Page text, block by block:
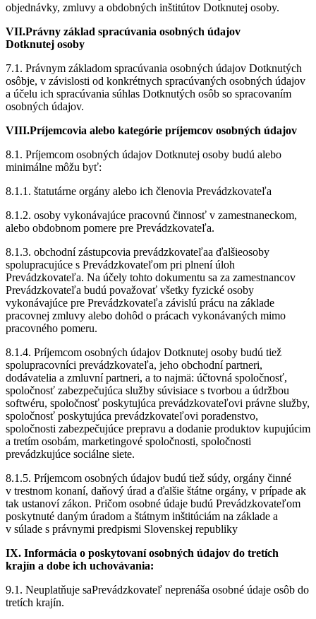
objednávky, zmluvy a obdobných inštitútov Dotknutej osoby.
VII.Právny základ spracúvania osobných údajov
Dotknutej osoby
7.1. Právnym základom spracúvania osobných údajov Dotknutých
osôbje, v závislosti od konkrétnych spracúvaných osobných údajov
a účelu ich spracúvania súhlas Dotknutých osôb so spracovaním
osobných údajov.
VIII.Príjemcovia alebo kategórie príjemcov osobných údajov
8.1. Príjemcom osobných údajov Dotknutej osoby budú alebo
minimálne môžu byť:
8.1.1. štatutárne orgány alebo ich členovia Prevádzkovateľa
8.1.2. osoby vykonávajúce pracovnú činnosť v zamestnaneckom,
alebo obdobnom pomere pre Prevádzkovateľa.
8.1.3. obchodní zástupcovia prevádzkovateľaa ďalšieosoby
spolupracujúce s Prevádzkovateľom pri plnení úloh
Prevádzkovateľa. Na účely tohto dokumentu sa za zamestnancov
Prevádzkovateľa budú považovať všetky fyzické osoby
vykonávajúce pre Prevádzkovateľa závislú prácu na základe
pracovnej zmluvy alebo dohôd o prácach vykonávaných mimo
pracovného pomeru.
8.1.4. Príjemcom osobných údajov Dotknutej osoby budú tiež
spolupracovníci prevádzkovateľa, jeho obchodní partneri,
dodávatelia a zmluvní partneri, a to najmä: účtovná spoločnosť,
spoločnosť zabezpečujúca služby súvisiace s tvorbou a údržbou
softwéru, spoločnosť poskytujúca prevádzkovateľovi právne služby,
spoločnosť poskytujúca prevádzkovateľovi poradenstvo,
spoločnosti zabezpečujúce prepravu a dodanie produktov kupujúcim
a tretím osobám, marketingové spoločnosti, spoločnosti
prevádzkujúce sociálne siete.
8.1.5. Príjemcom osobných údajov budú tiež súdy, orgány činné
v trestnom konaní, daňový úrad a ďalšie štátne orgány, v prípade ak
tak ustanoví zákon. Pričom osobné údaje budú Prevádzkovateľom
poskytnuté daným úradom a štátnym inštitúciám na základe a
v súlade s právnymi predpismi Slovenskej republiky
IX. Informácia o poskytovaní osobných údajov do tretích
krajín a dobe ich uchovávania:
9.1. Neuplatňuje saPrevádzkovateľ neprenáša osobné údaje osôb do
tretích krajín.